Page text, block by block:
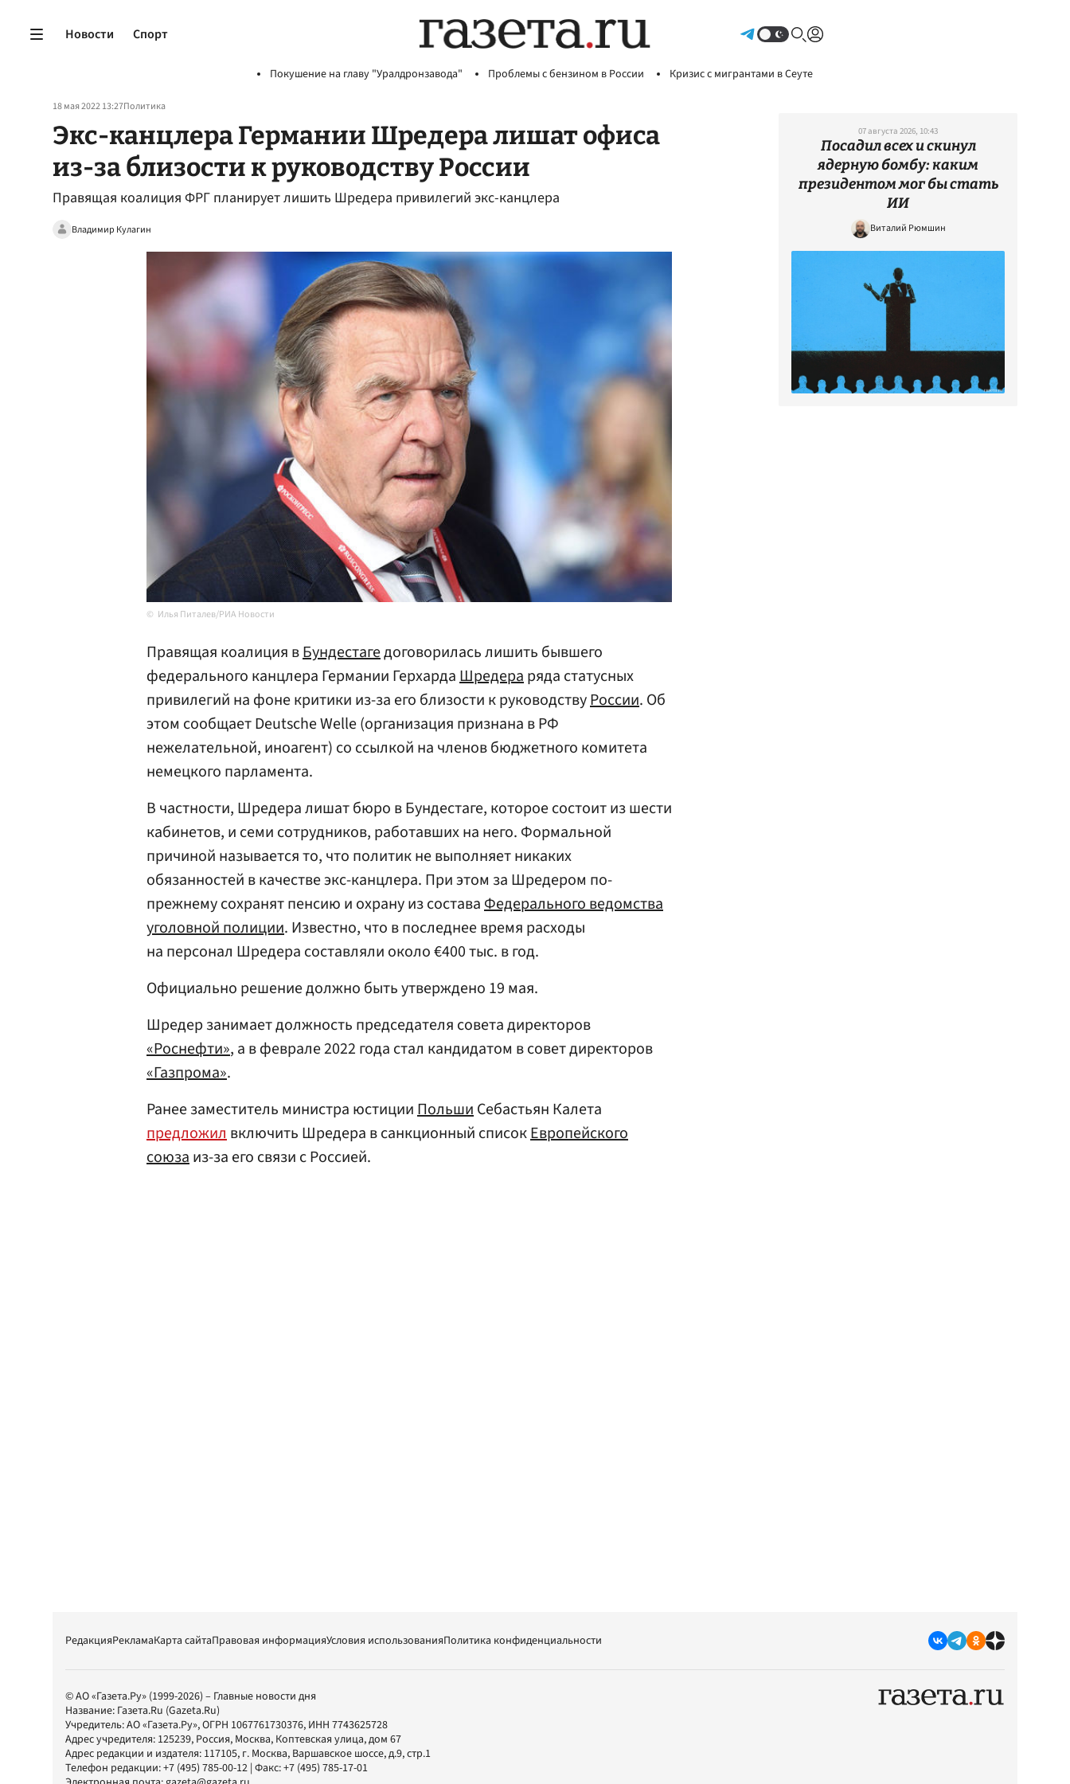
Новости Спорт
Покушение на главу "Уралдронзавода" Проблемы с бензином в России Кризис с мигрантами в Сеуте
18 мая 2022 13:27Политика
Экс-канцлера Германии Шредера лишат офиса
из-за близости к руководству России
Правящая коалиция ФРГ планирует лишить Шредера привилегий экс-канцлера
Владимир Кулагин
Илья Питалев/РИА Новости
Правящая коалиция вБундестагедоговорилась лишить бывшего
федерального канцлера Германии ГерхардаШредераряда статусных
привилегий на фоне критики из-за его близости к руководствуРоссии. Об
этом сообщает Deutsche Welle (организация признана в РФ
нежелательной, иноагент) со ссылкой на членов бюджетного комитета
немецкого парламента.
В частности, Шредера лишат бюро в Бундестаге, которое состоит из шести
кабинетов, и семи сотрудников, работавших на него. Формальной
причиной называется то, что политик не выполняет никаких
обязанностей в качестве экс-канцлера. При этом за Шредером по-
прежнему сохранят пенсию и охрану из составаФедерального ведомства
уголовной полиции. Известно, что в последнее время расходы
на персонал Шредера составляли около €400 тыс. в год.
Официально решение должно быть утверждено 19 мая.
Шредер занимает должность председателя совета директоров
«Роснефти», а в феврале 2022 года стал кандидатом в совет директоров
«Газпрома».
Ранее заместитель министра юстицииПольшиСебастьян Калета
предложилвключить Шредера в санкционный списокЕвропейского
союзаиз-за его связи с Россией.
07 августа 2026, 10:43
Посадил всех и скинул
ядерную бомбу: каким
президентом мог бы стать
ИИ
Виталий Рюмшин
РедакцияРекламаКарта сайтаПравовая информацияУсловия использованияПолитика конфиденциальности
© АО «Газета.Ру» (1999-2026) – Главные новости дня
Название: Газета.Ru (Gazeta.Ru)
Учредитель:АО «Газета.Ру», ОГРН 1067761730376, ИНН 7743625728
Адрес учредителя: 125239, Россия, Москва, Коптевская улица, дом 67
Адрес редакции и издателя: 117105, г. Москва, Варшавское шоссе, д.9, стр.1
Телефон редакции:+7 (495) 785-00-12 | Факс:+7 (495) 785-17-01